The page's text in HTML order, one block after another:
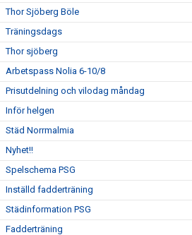
Thor Sjöberg Böle
Träningsdags
Thor sjöberg
Arbetspass Nolia 6-10/8
Prisutdelning och vilodag måndag
Inför helgen
Städ Norrmalmia
Nyhet!!
Spelschema PSG
Inställd fadderträning
Städinformation PSG
Fadderträning